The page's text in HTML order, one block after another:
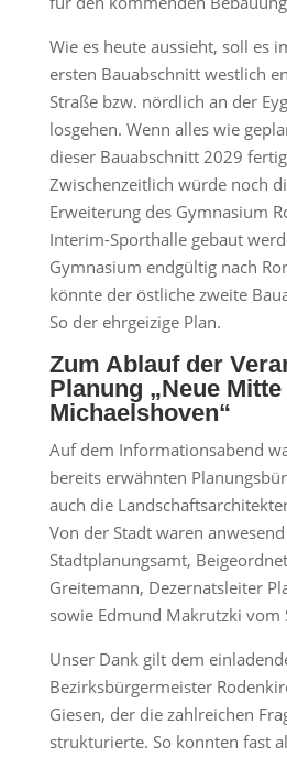
Wie es heute aussieht, soll es
ersten Bauabschnitt westlich
Straße bzw. nördlich an der
losgehen. Wenn alles wie
dieser Bauabschnitt 2029
Zwischenzeitlich würde noch
Erweiterung des Gymnasium
Interim-Sporthalle gebaut
Gymnasium endgültig nach
könnte der östliche zweite
So der ehrgeizige Plan.
Zum Ablauf der
Planung „Neue Mitte
Michaelshoven“
Auf dem Informationsabend
bereits erwähnten
auch die
Von der Stadt waren
Stadtplanungsamt,
Greitemann, Dezernatsleiter
sowie Edmund Makrutzki vom
Unser Dank gilt dem
Bezirksbürgermeister
Giesen, der die zahlreichen
strukturierte. So konnten fast